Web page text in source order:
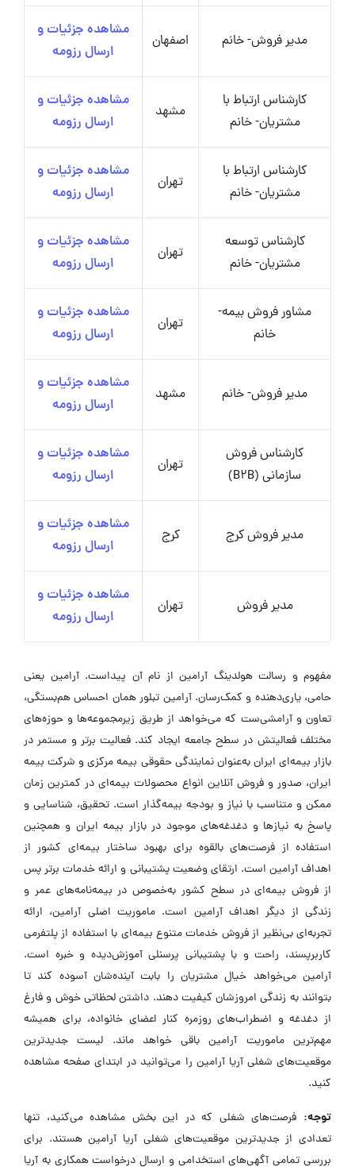
مدیر فروش- خانم اصفهان
مشاهده جزئیات و
ارسال رزومه
کارشناس ارتباط با
مشتریان- خانم
مشهد
مشاهده جزئیات و
ارسال رزومه
کارشناس ارتباط با
مشتریان- خانم
تهران
مشاهده جزئیات و
ارسال رزومه
کارشناس توسعه
مشتریان- خانم
تهران
مشاهده جزئیات و
ارسال رزومه
مشاور فروش بیمه-
خانم
تهران
مشاهده جزئیات و
ارسال رزومه
مدیر فروش- خانم مشهد
مشاهده جزئیات و
ارسال رزومه
کارشناس فروش
سازمانی (B2B)
تهران
مشاهده جزئیات و
ارسال رزومه
مدیر فروش کرج کرج
مشاهده جزئیات و
ارسال رزومه
مدیر فروش تهران
مشاهده جزئیات و
ارسال رزومه
مفهوم و رسالت هولدینگ آرامین از نام آن پیداست. آرامین یعنی
حامی، یاری‌دهنده و کمک‌رسان. آرامین تبلور همان احساس هم‌بستگی،
تعاون و آرامشی‌ست که می‌خواهد از طریق زیرمجموعه‌ها و حوزه‌های
مختلف فعالیتش در سطح جامعه ایجاد کند. فعالیت برتر و مستمر در
بازار بیمه‌ای ایران به‌عنوان نمایندگی حقوقی بیمه مرکزی و شرکت بیمه
ایران، صدور و فروش آنلاین انواع محصولات بیمه‌ای در کمترین زمان
ممکن و متناسب با نیاز و بودجه بیمه‌گذار است. تحقیق، شناسایی و
پاسخ به نیازها و دغدغه‌های موجود در بازار بیمه ایران و همچنین
استفاده از فرصت‌های بالقوه برای بهبود ساختار بیمه‌ای کشور از
اهداف آرامین است. ارتقای وضعیت پشتیبانی و ارائه خدمات برتر پس
از فروش بیمه‌ای در سطح کشور به‌خصوص در بیمه‌نامه‌های عمر و
زندگی از دیگر اهداف آرامین است. ماموریت اصلی آرامین، ارائه
تجربه‌ای بی‌نظیر از فروش خدمات متنوع بیمه‌ای با استفاده از پلتفرمی
کاربرپسند، راحت و با پشتیبانی پرسنلی آموزش‌دیده و خبره است.
آرامین می‌خواهد خیال مشتریان را بابت آینده‌شان آسوده کند تا
بتوانند به زندگی امروزشان کیفیت دهند. داشتن لحظاتی خوش و فارغ
از دغدغه و اضطراب‌های روزمره کنار اعضای خانواده، برای همیشه
مهم‌ترین ماموریت آرامین باقی خواهد ماند. لیست جدیدترین
موقعیت‌های شغلی آریا آرامین را می‌توانید در ابتدای صفحه مشاهده
کنید.
توجه: فرصت‌های شغلی که در این بخش مشاهده می‌کنید، تنها
تعدادی از جدیدترین موقعیت‌های شغلی آریا آرامین هستند. برای
بررسی تمامی آگهی‌های استخدامی و ارسال درخواست همکاری به آریا